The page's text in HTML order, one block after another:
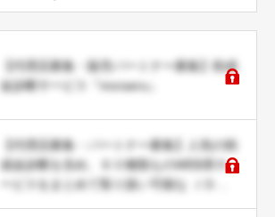
【代理店募集・販売パートナー募集】助成
金診断サービス『moraeru』
【代理店募集・パートナー募集】人気の助
成金診断を含め、６０種類ものWEB系サ
ービスをまとめて取り扱い可能な ＪＤネ